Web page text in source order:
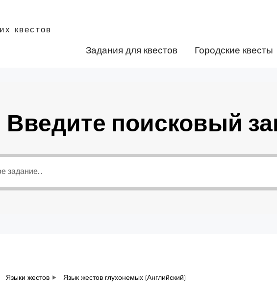
квестов
Задания для квестов Городские квесты
Введите поисковый
Языки жестов Язык жестов глухонемых (Английский)